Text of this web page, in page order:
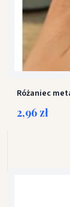
Różaniec
2,96 zł